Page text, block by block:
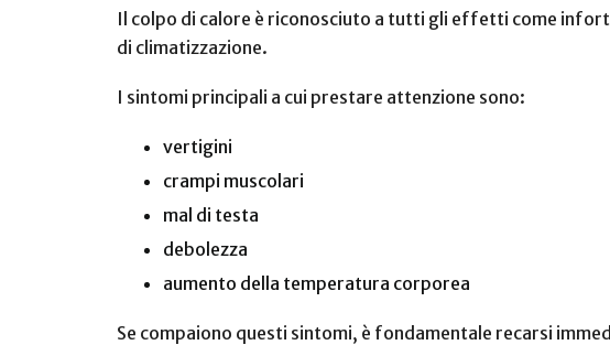
Il colpo di calore è riconosciuto a tutti gli effetti come
di climatizzazione.
I sintomi principali a cui prestare attenzione sono:
vertigini
crampi muscolari
mal di testa
debolezza
aumento della temperatura corporea
Se compaiono questi sintomi, è fondamentale recarsi